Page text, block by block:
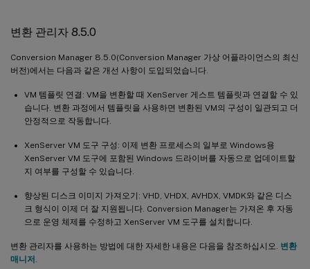
변환 관리자 8.5.0
Conversion Manager 8.5.0(Conversion Manager 가상 어플라이언스의 최신
버전)에서는 다음과 같은 개선 사항이 도입되었습니다.
VM 템플릿 연결: VM을 변환할 때 XenServer 게스트 템플릿과 연결할 수 있
습니다. 변환 과정에서 템플릿을 사용하면 변환된 VM의 구성이 일관되고 더
안정적으로 작동합니다.
XenServer VM 도구 구성: 이제 변환 프로세스의 일부로 Windows용
XenServer VM 도구에 포함된 Windows 드라이버를 자동으로 업데이트할
지 여부를 구성할 수 있습니다.
향상된 디스크 이미지 가져오기: VHD, VHDX, AVHDX, VMDK와 같은 디스
크 형식이 이제 더 잘 지원됩니다. Conversion Manager는 가져온 후 자동
으로 운영 체제를 수정하고 XenServer VM 도구를 설치합니다.
변환 관리자를 사용하는 방법에 대한 자세한 내용은 다음을 참조하십시오. 변환
매니저